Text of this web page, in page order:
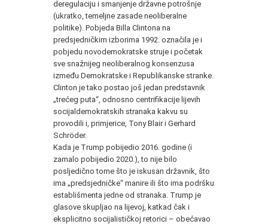
deregulaciju i smanjenje državne potrošnje
(ukratko, temeljne zasade neoliberalne
politike). Pobjeda Billa Clintona na
predsjedničkim izborima 1992. označila je i
pobjedu novodemokratske struje i početak
sve snažnijeg neoliberalnog konsenzusa
između Demokratske i Republikanske stranke.
Clinton je tako postao još jedan predstavnik
„trećeg puta“, odnosno centrifikacije lijevih
socijaldemokratskih stranaka kakvu su
provodili i, primjerice, Tony Blair i Gerhard
Schröder.
Kada je Trump pobijedio 2016. godine (i
zamalo pobijedio 2020.), to nije bilo
posljedično tome što je iskusan državnik, što
ima „predsjedničke“ manire ili što ima podršku
establišmenta jedne od stranaka. Trump je
glasove skupljao na lijevoj, katkad čak i
eksplicitno socijalističkoj retorici – obećavao